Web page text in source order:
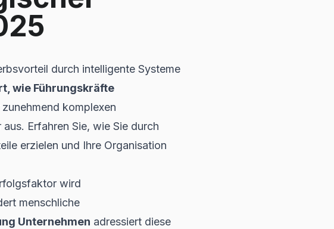
durch intelligente Systeme
wie Führungskräfte
zunehmend komplexen
Erfahren Sie, wie Sie durch
erzielen und Ihre Organisation
wird
menschliche
Unternehmen adressiert diese